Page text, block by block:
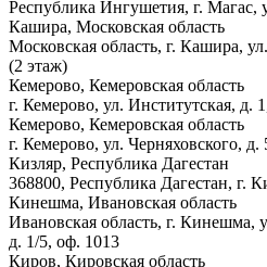
Республика Ингушетия, г. Магас,
Кашира, Московская область
Московская область, г. Кашира,
(2 этаж)
Кемерово, Кемеровская область
г. Кемерово, ул. Институтская, д.
Кемерово, Кемеровская область
г. Кемерово, ул. Черняховского, д.
Кизляр, Республика Дагестан
368800, Республика Дагестан, г.
Кинешма, Ивановская область
Ивановская область, г.
д. 1/5, оф. 1013
Киров, Кировская область